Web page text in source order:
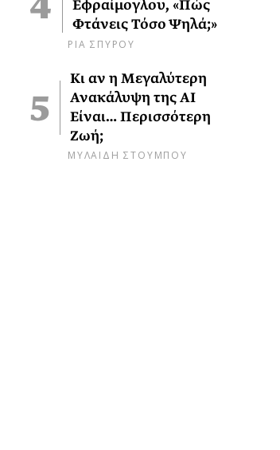
Εφραίμογλου, «Πώς
Φτάνεις Τόσο Ψηλά;»
ΡΙΑ ΣΠΥΡΟΥ
Κι αν η Μεγαλύτερη
Ανακάλυψη της AI
Είναι… Περισσότερη
Ζωή;
ΜΥΛΑΙΔΗ ΣΤΟΥΜΠΟΥ